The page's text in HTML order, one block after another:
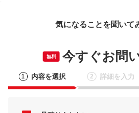
気になることを聞いて
無料 今すぐお問
1 内容を選択 2 詳細を入力